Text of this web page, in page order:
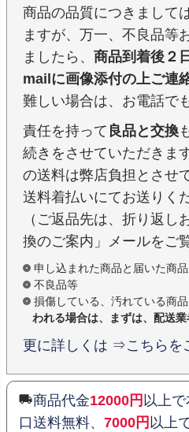
商品の品質につきまして
ますが、万一、不良品等
ましたら、 商品到着後２
mailに画像添付の上ご連
難しい場合は、お電話で
責任を持って 良品と交換
続きをさせていただきま
の送料は弊店負担とさせ
送料着払いにてお送りく
（ご返品先は、折り返し
換のご案内」メールをご
申し込まれた商品と届いた商
不良品等
損傷している、汚れている商品
われる場合は、まずは、配送
更に詳しくは ⇒こちらを
商品代金12000円 以上
口送料無料、 7000円 以上